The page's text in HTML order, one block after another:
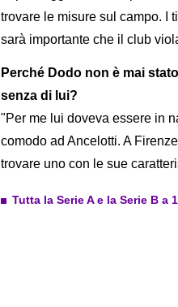
trovare le misure sul campo. I
sarà importante che il club
Perché Dodo non è mai
senza di lui?
"Per me lui doveva essere in
comodo ad Ancelotti. A
trovare uno con le sue
Tutta la Serie A e la Serie B a